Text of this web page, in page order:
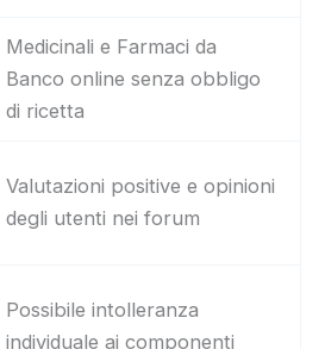
Medicinali e Farmaci da
Banco online senza obbligo
di ricetta
Valutazioni positive e opinioni
degli utenti nei forum
Possibile intolleranza
individuale ai componenti